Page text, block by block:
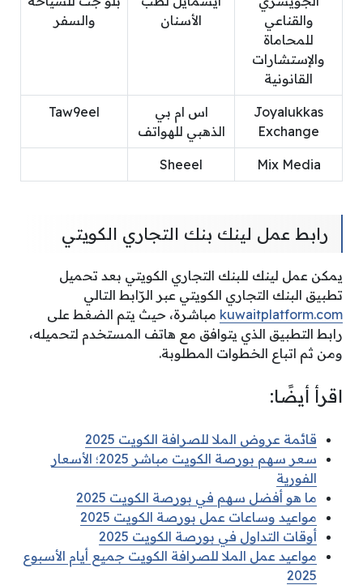
والقناعي
للمحاماة
والإستشارات
القانونية
الأسنان
والسفر
Joyalukkas
Exchange
اس ام بي
الذهبي للهواتف
Taw9eel
Mix Media
Sheeel
رابط عمل لينك بنك التجاري الكويتي
يمكن عمل لينك للبنك التجاري الكويتي بعد تحميل
تطبيق البنك التجاري الكويتي عبر الرّابط التالي
kuwaitplatform.com مباشرة، حيث يتم الضغط على
رابط التطبيق الذي يتوافق مع هاتف المستخدم لتحميله،
ومن ثم اتباع الخطوات المطلوبة.
اقرأ أيضًا:
قائمة عروض الملا للصرافة الكويت 2025
سعر سهم بورصة الكويت مباشر 2025؛ الأسعار
الفورية
ما هو أفضل سهم في بورصة الكويت 2025
مواعيد وساعات عمل بورصة الكويت 2025
أوقات التداول في بورصة الكويت 2025
مواعيد عمل الملا للصرافة الكويت جميع أيام الأسبوع
2025